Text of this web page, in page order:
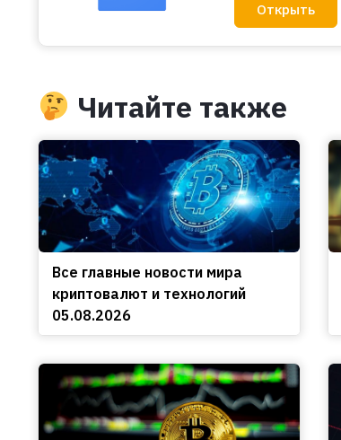
Открыть
Читайте также
Все главные новости мира
криптовалют и технологий
05.08.2026